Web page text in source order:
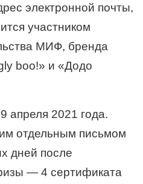
электронной почты,
участником
МИФ, бренда
boo!» и «Додо
апреля 2021 года.
отдельным письмом
дней после
— 4 сертификата